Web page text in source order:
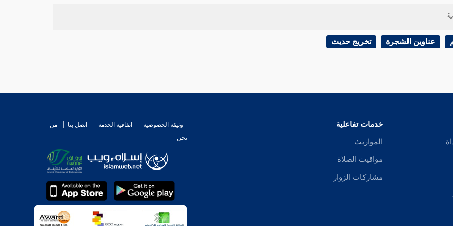
عناوين الشجرة تخريج حديث
خدمات تفاعلية
المواريث
مواقيت الصلاة
مشاركات الزوار
وثيقة الخصوصية اتفاقية الخدمة اتصل بنا
من
نحن